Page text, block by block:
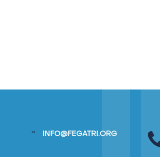
INFO@FEGATRI.ORG